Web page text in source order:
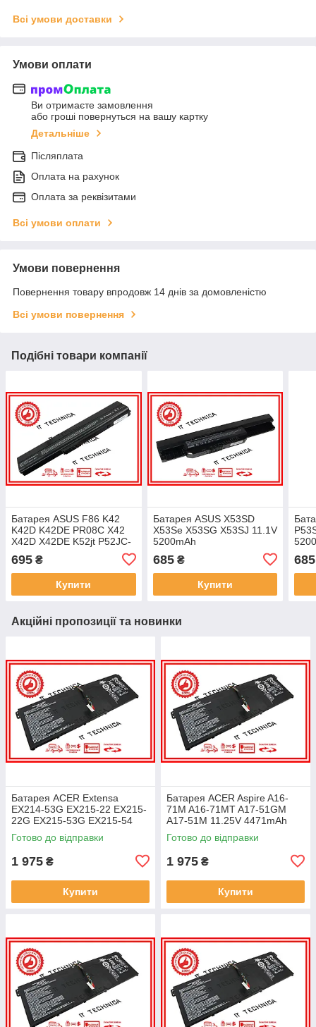
Всі умови доставки
Умови оплати
Ви отримаєте замовлення
або гроші повернуться на вашу картку
Детальніше
Післяплата
Оплата на рахунок
Оплата за реквізитами
Всі умови оплати
Умови повернення
Повернення товару впродовж 14 днів за домовленістю
Всі умови повернення
Подібні товари компанії
Батарея ASUS F86 K42
K42D K42DE PR08C X42
X42D X42DE K52jt P52JC-
SO012X A62-9485 B53F-
C1B 10.8V 5200mAh
695 ₴
Купити
Батарея ASUS X53SD
X53Se X53SG X53SJ 11.1V
5200mAh
685₴
Купити
685
Акційні пропозиції та новинки
Батарея ACER Extensa
EX214-53G EX215-22 EX215-
22G EX215-53G EX215-54
EX215-54G 11.25V 4471mAh
ОРИГІНАЛ
Готово до відправки
1 975 ₴
Купити
Батарея ACER Aspire A16-
71M A16-71MT A17-51GM
A17-51M 11.25V 4471mAh
ОРИГІНАЛ
Готово до відправки
1 975 ₴
Купити